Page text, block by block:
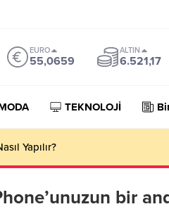
EURO
55,0659
ALTIN
6.521,17
TEKNOLOJİ
Yapılır?
bir